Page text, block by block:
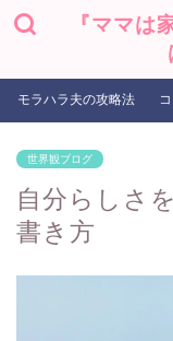
『ママは
モラハラ夫の攻略法
世界観ブログ
自分らしさ
書き方